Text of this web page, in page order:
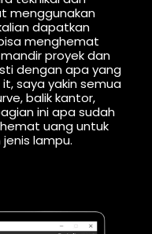
menggunakan
dapatkan
menghemat
proyek dan
dengan apa yang
saya yakin semua
balik kantor,
ini apa sudah
uang untuk
lampu.